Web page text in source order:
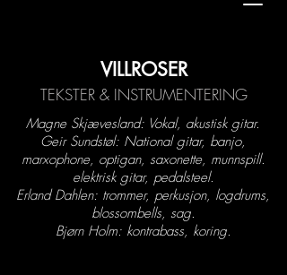
VILLROSER
TEKSTER & INSTRUMENTERING
Magne Skjævesland: Vokal, akustisk gitar.
Geir Sundstøl: National gitar, banjo,
marxophone, optigan, saxonette, munnspill.
elektrisk gitar, pedalsteel.
Erland Dahlen: trommer, perkusjon, logdrums,
blossombells, sag.
Bjørn Holm: kontrabass, koring.